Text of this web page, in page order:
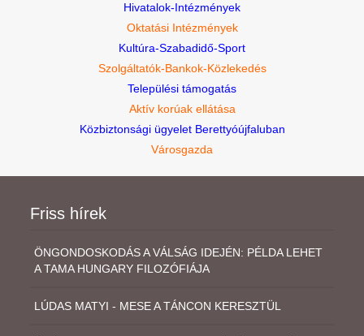
Hivatalok-Intézmények
Oktatási Intézmények
Kultúra-Szabadidő-Sport
Szolgáltatók-Bankok-Közlekedés
Települési támogatás
Aktív korúak ellátása
Közbiztonsági ügyelet Berettyóújfaluban
Városgazda
Friss hírek
ÖNGONDOSKODÁS A VÁLSÁG IDEJÉN: PÉLDA LEHET
A TAMA HUNGARY FILOZÓFIÁJA
LÚDAS MATYI - MESE A TÁNCON KERESZTÜL